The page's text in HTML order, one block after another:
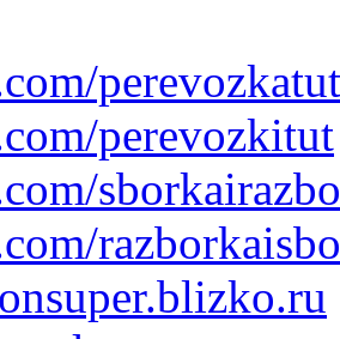
perevozkatut
perevozkitut